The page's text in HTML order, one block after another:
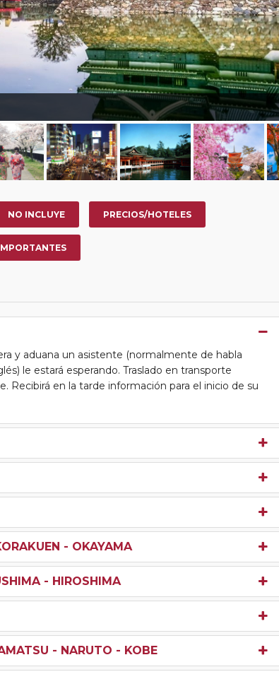
NO INCLUYE PRECIOS/HOTELES
y aduana un asistente (normalmente de habla
le estará esperando. Traslado en transporte
Recibirá en la tarde información para el inicio de su
- OKAYAMA
- HIROSHIMA
- NARUTO - KOBE